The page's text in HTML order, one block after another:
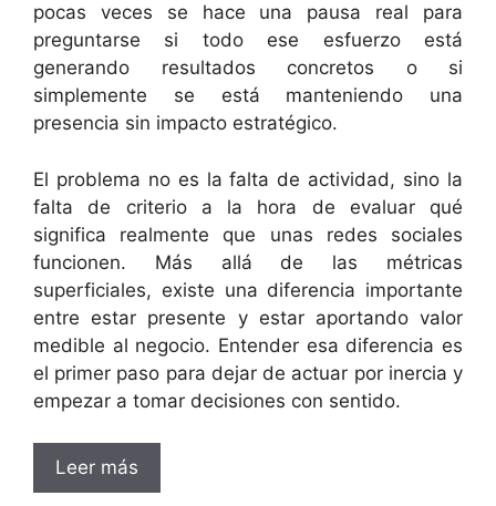
pocas veces se hace una pausa real para
preguntarse si todo ese esfuerzo está
generando resultados concretos o si
simplemente se está manteniendo una
presencia sin impacto estratégico.
El problema no es la falta de actividad, sino la
falta de criterio a la hora de evaluar qué
significa realmente que unas redes sociales
funcionen. Más allá de las métricas
superficiales, existe una diferencia importante
entre estar presente y estar aportando valor
medible al negocio. Entender esa diferencia es
el primer paso para dejar de actuar por inercia y
empezar a tomar decisiones con sentido.
Leer más